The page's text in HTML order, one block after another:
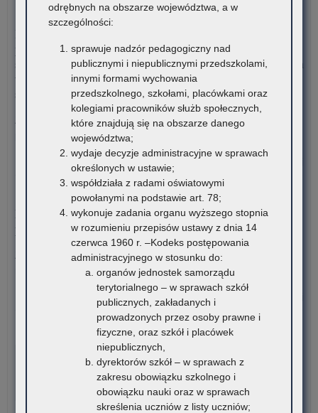
7 sierpnia 2026
publicznych szkół policealnych, branżowych szkół II stopnia i
szkół dla dorosłych (publicznych liceów ogólnokształcących) na
terenie województwa małopolskiego – rekrutacja na rok
szkolny 2026/2027
Załączniki Informacja o liczbie wolnych miejsc na semestr
pierwszy klas…
6 sierpnia 2026
Konkurs stypendialny dla romskich uczniów szkół
ponadpodstawowych oraz studentów romskich
Związek Romów Polskich ogłasza konkurs stypendialny dla
romskich uczniów szkół…
6 sierpnia 2026
VI edycja Ogólnopolskiej Olimpiady Wiedzy o
Procesie Inwestycyjno-Budowlanym
Komitet Główny Ogólnopolskiej Olimpiady Wiedzy
o Procesie Inwestycyjno-Budowlanym przekazuje
odrębnych na obszarze województwa, a w
szczególności:
sprawuje nadzór pedagogiczny nad
publicznymi i niepublicznymi przedszkolami,
innymi formami wychowania
przedszkolnego, szkołami, placówkami oraz
kolegiami pracowników służb społecznych,
które znajdują się na obszarze danego
województwa;
wydaje decyzje administracyjne w sprawach
określonych w ustawie;
współdziała z radami oświatowymi
powołanymi na podstawie art. 78;
wykonuje zadania organu wyższego stopnia
w rozumieniu przepisów ustawy z dnia 14
czerwca 1960 r. –Kodeks postępowania
administracyjnego w stosunku do:
organów jednostek samorządu
terytorialnego – w sprawach szkół
publicznych, zakładanych i
prowadzonych przez osoby prawne i
fizyczne, oraz szkół i placówek
niepublicznych,
dyrektorów szkół – w sprawach z
zakresu obowiązku szkolnego i
obowiązku nauki oraz w sprawach
skreślenia uczniów z listy uczniów;